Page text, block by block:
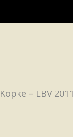
Kopke – LBV 2011